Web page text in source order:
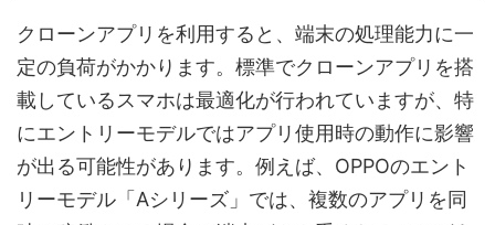
クローンアプリを利用すると、端末の処理能力に一
定の負荷がかかります。標準でクローンアプリを搭
載しているスマホは最適化が行われていますが、特
にエントリーモデルではアプリ使用時の動作に影響
が出る可能性があります。例えば、OPPOのエント
リーモデル「Aシリーズ」では、複数のアプリを同